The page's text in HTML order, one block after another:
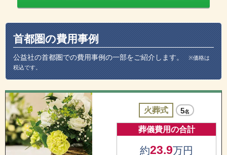
首都圏の費用事例
公益社の首都圏での費用事例の一部をご紹介します。
※価格は
税込です。
火葬式 5名
葬儀費用の合計
約23.9万円